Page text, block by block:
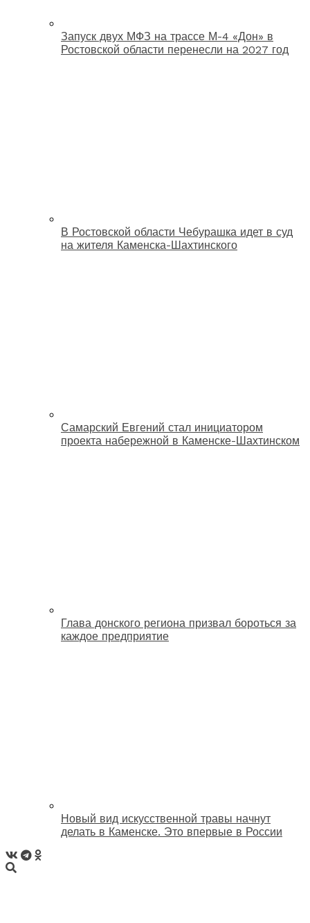
Запуск двух МФЗ на трассе М-4 «Дон» в
Ростовской области перенесли на 2027 год
В Ростовской области Чебурашка идет в суд
на жителя Каменска-Шахтинского
Самарский Евгений стал инициатором
проекта набережной в Каменске-Шахтинском
Глава донского региона призвал бороться за
каждое предприятие
Новый вид искусственной травы начнут
делать в Каменске. Это впервые в России